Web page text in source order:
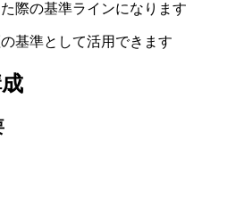
際の基準ラインになります
基準として活用できます